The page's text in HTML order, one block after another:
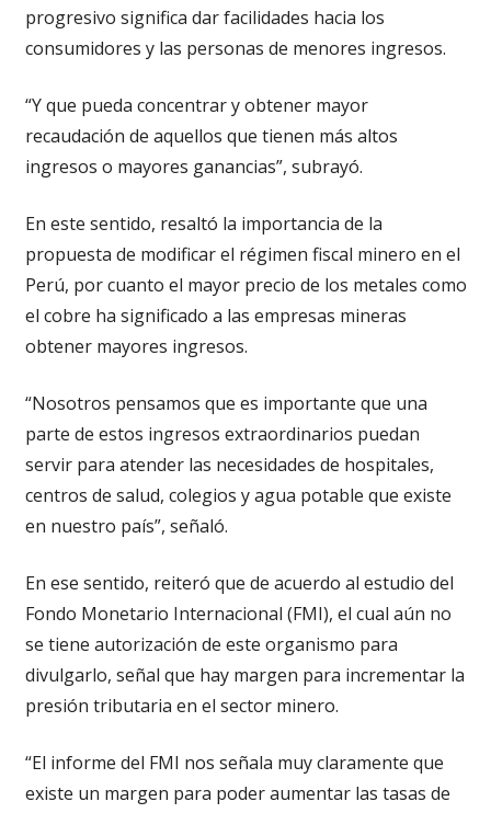
progresivo significa dar facilidades hacia los
consumidores y las personas de menores ingresos.
“Y que pueda concentrar y obtener mayor
recaudación de aquellos que tienen más altos
ingresos o mayores ganancias”, subrayó.
En este sentido, resaltó la importancia de la
propuesta de modificar el régimen fiscal minero en el
Perú, por cuanto el mayor precio de los metales como
el cobre ha significado a las empresas mineras
obtener mayores ingresos.
“Nosotros pensamos que es importante que una
parte de estos ingresos extraordinarios puedan
servir para atender las necesidades de hospitales,
centros de salud, colegios y agua potable que existe
en nuestro país”, señaló.
En ese sentido, reiteró que de acuerdo al estudio del
Fondo Monetario Internacional (FMI), el cual aún no
se tiene autorización de este organismo para
divulgarlo, señal que hay margen para incrementar la
presión tributaria en el sector minero.
“El informe del FMI nos señala muy claramente que
existe un margen para poder aumentar las tasas de